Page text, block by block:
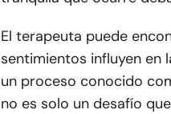
El terapeuta puede
sentimientos influyen en
un proceso conocido
no es solo un desafío